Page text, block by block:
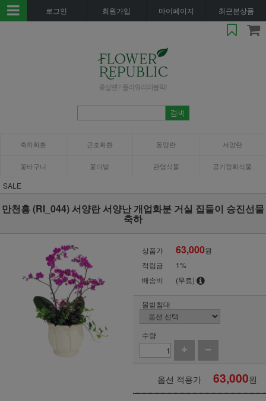
로그인 회원가입 마이페이지 최근본상품
축하화환 근조화환 동양란 서양란
꽃바구니 꽃다발 관엽식물 공기정화식물
SALE
만천홍 (RI_044) 서양란 서양난 개업화분 거실 집들이 승진선물
축하
상품가 63,000원
적립금
1%
배송비
(무료)
물받침대
수량
옵션 적용가 63,000원